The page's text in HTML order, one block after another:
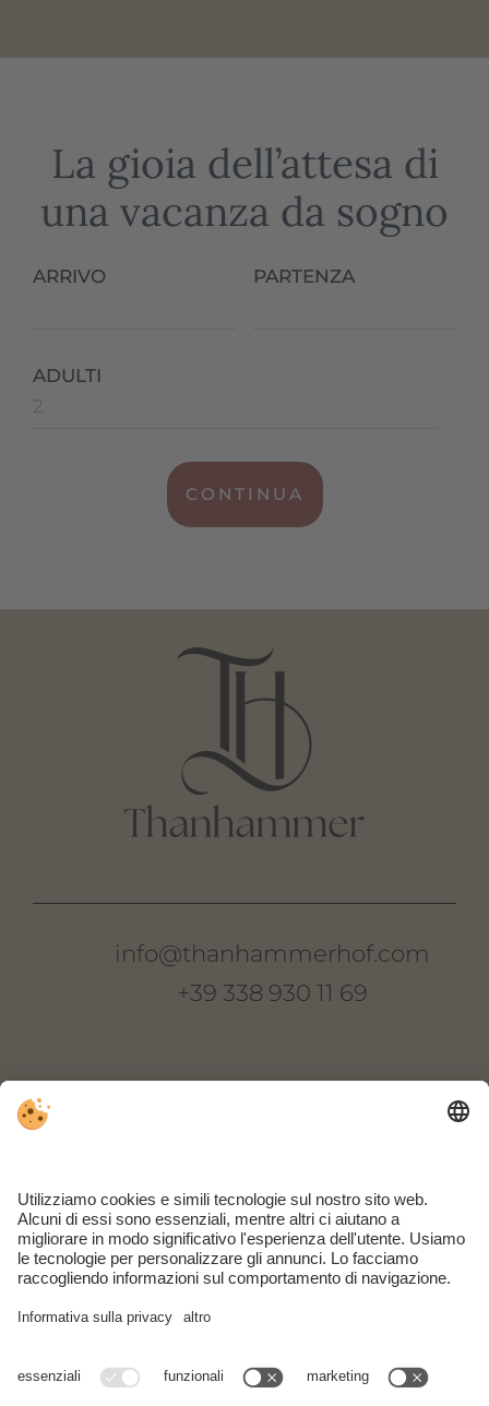
La gioia dell’attesa di
una vacanza da sogno
ARRIVO PARTENZA
ADULTI
CONTINUA
info@thanhammerhof.com
+39 338 930 11 69
Via Novale di Sopra 22
I-39018 Terlano
Alto Adige | Italia